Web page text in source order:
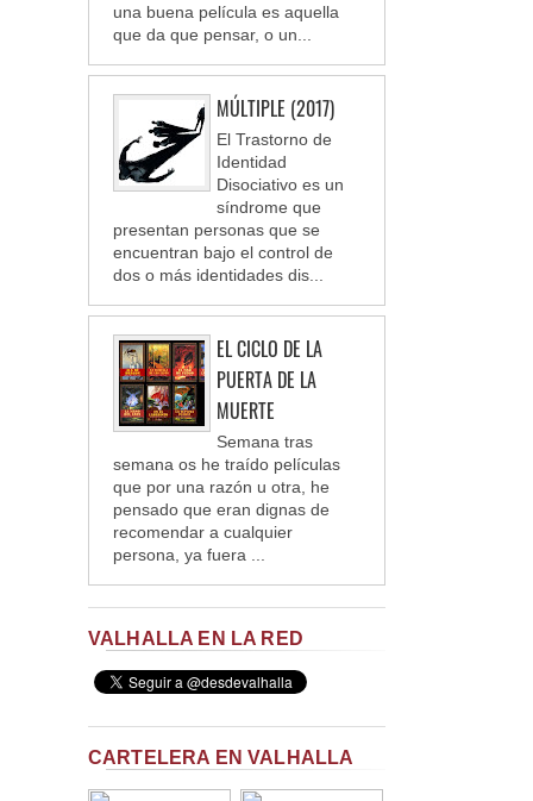
una buena película es aquella
que da que pensar, o un...
MÚLTIPLE (2017)
El Trastorno de
Identidad
Disociativo es un
síndrome que
presentan personas que se
encuentran bajo el control de
dos o más identidades dis...
EL CICLO DE LA
PUERTA DE LA
MUERTE
Semana tras
semana os he traído películas
que por una razón u otra, he
pensado que eran dignas de
recomendar a cualquier
persona, ya fuera ...
VALHALLA EN LA RED
CARTELERA EN VALHALLA